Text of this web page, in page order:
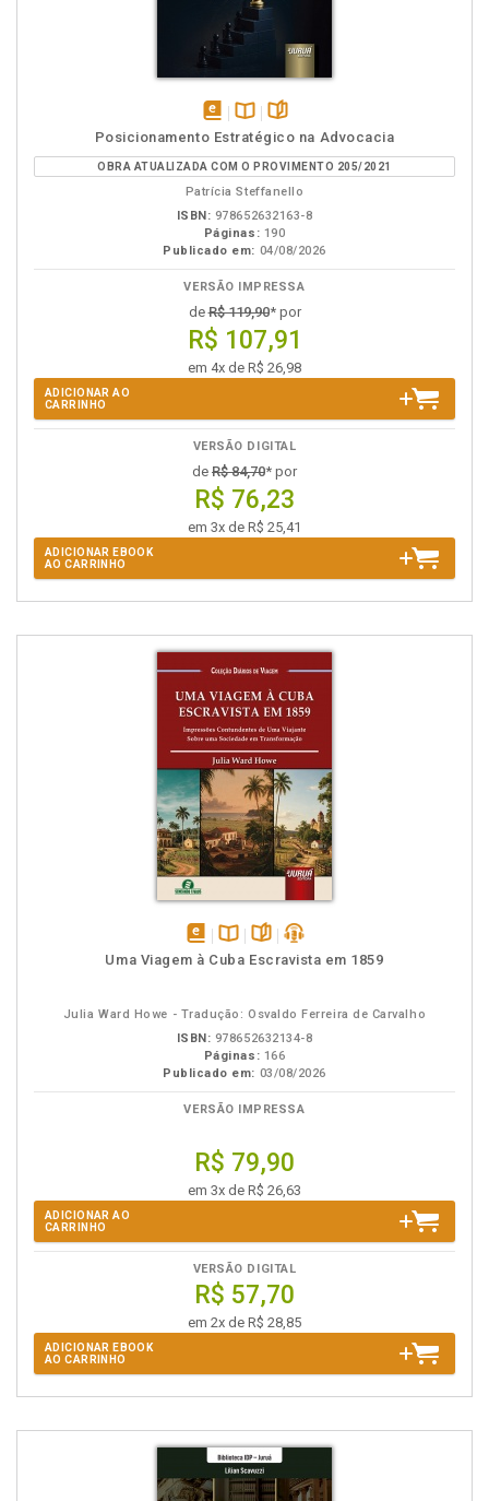
disponível
em
eBook
Disponível
na
B.V.
páginas
Posicionamento Estratégico na Advocacia
OBRA ATUALIZADA COM O PROVIMENTO 205/2021
Patrícia Steffanello
ISBN: 978652632163-8
Páginas: 190
Publicado em: 04/08/2026
VERSÃO IMPRESSA
deR$ 119,90* por
R$ 107,91
em 4x de R$ 26,98
ADICIONAR AO
CARRINHO
VERSÃO DIGITAL
de R$ 84,70* por
R$ 76,23
em 3x de R$ 25,41
ADICIONAR EBOOK
AO CARRINHO
disponívelDisponível
páginaspodcast
Uma Viagem à Cuba Escravista em 1859
Julia Ward Howe - Tradução: Osvaldo Ferreira de Carvalho
ISBN: 978652632134-8
Páginas: 166
Publicado em: 03/08/2026
VERSÃO IMPRESSA
R$ 79,90
em 3x de R$ 26,63
ADICIONAR AO
CARRINHO
VERSÃO DIGITAL
R$ 57,70
em 2x de R$ 28,85
ADICIONAR EBOOK
AO CARRINHO